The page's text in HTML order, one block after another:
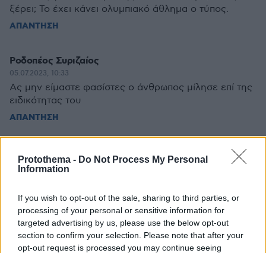
Protothema - Do Not Process My Personal
Information
If you wish to opt-out of the sale, sharing to third parties, or
processing of your personal or sensitive information for
targeted advertising by us, please use the below opt-out
section to confirm your selection. Please note that after your
opt-out request is processed you may continue seeing
ξέρει; Το έχει κάνει ολυμπιακό άθλημα ο τύπος.
ΑΠΑΝΤΗΣΗ
Ροδοπέος Συριζαίος
05.07.2023, 10:33
Ας μην είμαστε φασίστες ο άνθρωπος μίλησε επί της
ειδικότητας του
ΑΠΑΝΤΗΣΗ
05.07.2023, 10:29
Γνωστός και σαν "Εθνικό μας σπορ". Τα παίζουμε όλα
για όλα, δεν χωράνε ημίμετρα εδώ!
ΑΠΑΝΤΗΣΗ